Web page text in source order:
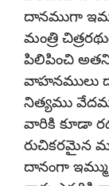
దానముగా
మంత్రి
పిలిపించి
వాహనములు
నిత్యము
వారికి కూడా
రుచికరమైన
దానంగా